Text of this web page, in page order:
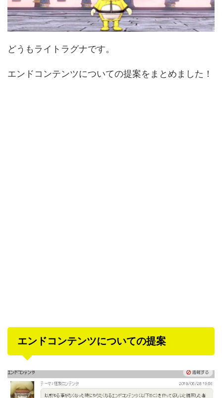
どうもライトラグナです。
エンドコンテンツについての提案をまとめました！
エンドコンテンツについての提案